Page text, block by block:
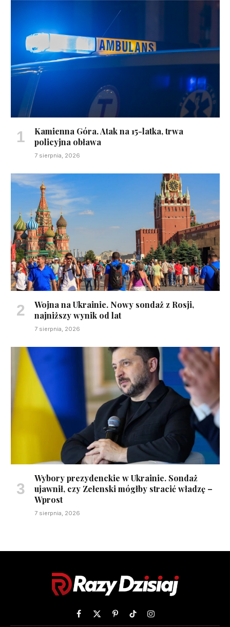
Kamienna Góra. Atak na 15-latka, trwa
policyjna obława
7 sierpnia, 2026
Wojna na Ukrainie. Nowy sondaż z Rosji,
najniższy wynik od lat
7 sierpnia, 2026
Wybory prezydenckie w Ukrainie. Sondaż
ujawnił, czy Zełenski mógłby stracić władzę –
Wprost
7 sierpnia, 2026
Facebook
X
PinterestTikTokInstagram